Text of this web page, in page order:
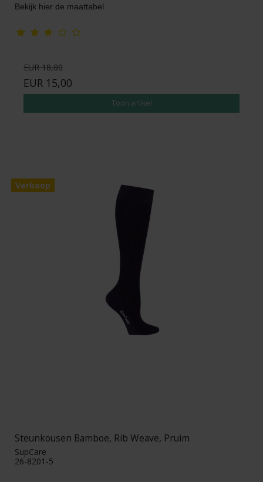
Bekijk hier de maattabel
EUR 18,00
EUR 15,00
Toon artikel
Verkoop
Steunkousen Bamboe, Rib Weave, Pruim
SupCare
26-8201-5